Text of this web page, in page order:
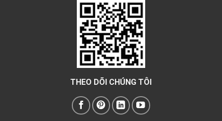
THEO DÕI CHÚNG TÔI